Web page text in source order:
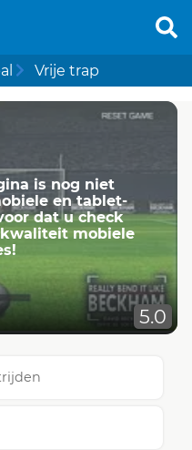
Vrije trap
is nog niet
en tablet-
dat u check
mobiele
5.0